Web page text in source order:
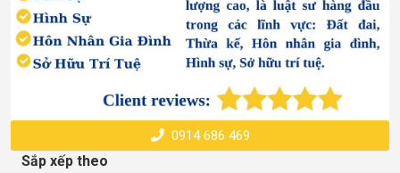
0914 686 469
Sắp xếp theo